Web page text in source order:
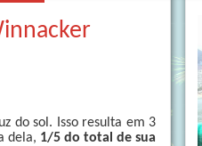
do sol. Isso resulta em 3
dela, 1/5 do total de sua